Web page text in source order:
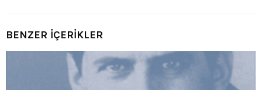
BENZER İÇERİKLER